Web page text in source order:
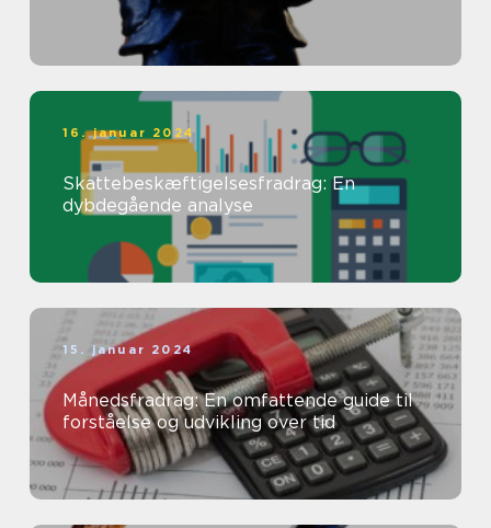
16. januar 2024
Skattebeskæftigelsesfradrag: En
dybdegående analyse
15. januar 2024
Månedsfradrag: En omfattende guide til
forståelse og udvikling over tid